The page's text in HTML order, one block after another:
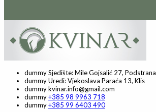
dummySjedište: Mile Gojsalić 27, Podstrana
dummyUredi: Vjekoslava Paraća 13, Klis
dummykvinar.info@gmail.com
dummy+385 98 9963 718
dummy+385 99 6403 490